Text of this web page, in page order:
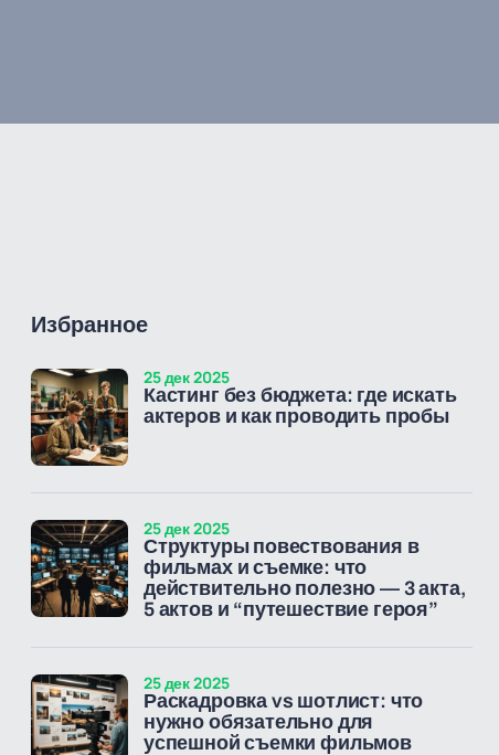
Избранное
Кастинг без бюджета: где искать
актеров и как проводить пробы
25 дек 2025
Структуры повествования в
фильмах и съемке: что
действительно полезно — 3 акта,
5 актов и “путешествие героя”
25 дек 2025
Раскадровка vs шотлист: что
нужно обязательно для
успешной съемки фильмов
25 дек 2025